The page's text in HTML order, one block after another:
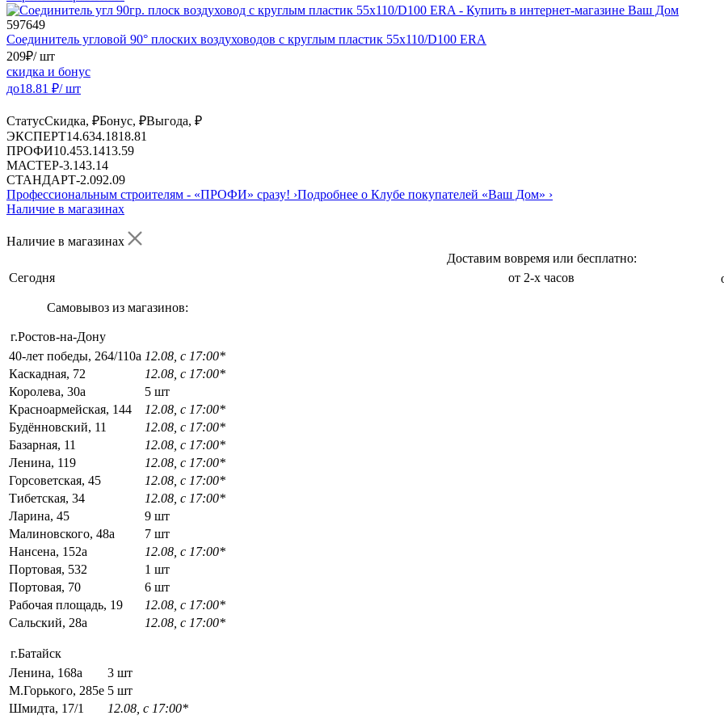
597649
Соединитель угловой 90° плоских воздуховодов с круглым пластик 55х110/D100 ERA
209₽/ шт
скидка и бонус
до18.81 ₽/ шт
СтатусСкидка, ₽Бонус, ₽Выгода, ₽
ЭКСПЕРТ14.634.1818.81
ПРОФИ10.453.1413.59
МАСТЕР-3.143.14
СТАНДАРТ-2.092.09
Профессиональным строителям - «ПРОФИ» сразу! ›Подробнее о Клубе покупателей «Ваш Дом» ›
Наличие в магазинах
Наличие в магазинах
Доставим вовремя или бесплатно:
Сегодня
от 2-х часов
Самовывоз из магазинов:
г.Ростов-на-Дону
40-лет победы, 264/110а 12.08, с 17:00*
Каскадная, 72
12.08, с 17:00*
Королева, 30а
5 шт
Красноармейская, 144
12.08, с 17:00*
Будённовский, 11
12.08, с 17:00*
Базарная, 11
12.08, с 17:00*
Ленина, 119
12.08, с 17:00*
Горсоветская, 45
12.08, с 17:00*
Тибетская, 34
12.08, с 17:00*
Ларина, 45
9 шт
Малиновского, 48а
7 шт
Нансена, 152а
12.08, с 17:00*
Портовая, 532
1 шт
Портовая, 70
6 шт
Рабочая площадь, 19
12.08, с 17:00*
Сальский, 28a
12.08, с 17:00*
г.Батайск
Ленина, 168а
3 шт
М.Горького, 285е 5 шт
Шмидта, 17/1
12.08, с 17:00*